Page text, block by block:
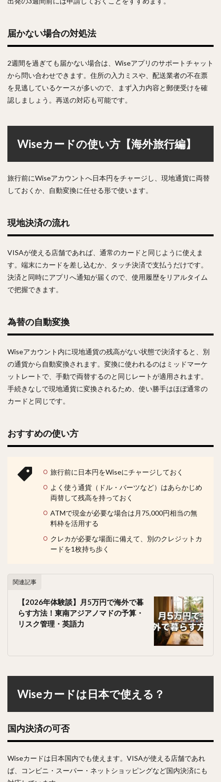
届かない場合の対処法
2週間を過ぎても届かない場合は、Wiseアプリのサポートチャット
から問い合わせできます。住所の入力ミスや、配送業者の不在票
を見逃しているケースが多いので、まず入力内容と郵便受けを確
認しましょう。再送の対応も可能です。
Wiseカードの使い方【海外旅行編】
旅行前にWiseアカウントへ日本円をチャージし、現地通貨に両替
しておくか、自動変換に任せる形で使います。
現地決済の流れ
VISAが使える店舗であれば、通常のカードと同じように使えま
す。端末にカードを差し込むか、タッチ決済で支払うだけです。
決済と同時にアプリへ通知が届くので、使用履歴をリアルタイム
で把握できます。
為替の自動変換
Wiseアカウント内に現地通貨の残高がない状態で決済すると、別
の通貨から自動変換されます。変換に使われるのはミッドマーケ
ットレートで、手動で両替するのと同じレートが適用されます。
手続きなしで現地通貨に変換されるため、使い勝手はほぼ通常の
カードと同じです。
おすすめの使い方
旅行前に日本円をWiseにチャージしておく
よく使う通貨（ドル・バーツなど）はあらかじめ
両替して残高を持っておく
ATMで現金が必要な場合は月75,000円相当の無
料枠を活用する
クレカが必要な場面に備えて、別のクレジットカ
ードを1枚持ち歩く
関連記事
【2026年体験談】月5万円で海外で暮
らす方法！東南アジアノマドの予算・
リスク管理・英語力
Wiseカードは日本で使える？
国内決済の可否
Wiseカードは日本国内でも使えます。VISAが使える店舗であれ
ば、コンビニ・スーパー・ネットショッピングなど国内決済にも